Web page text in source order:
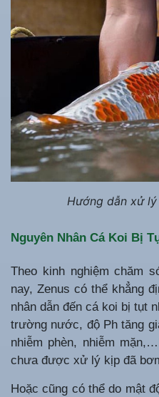
Hướng dẫn xử
Nguyên Nhân Cá Koi Bị
Theo kinh nghiệm chăm
nay, Zenus có thể khẳng
nhân dẫn đến cá koi bị tụt
trường nước, độ Ph tăng
nhiễm phèn, nhiễm
chưa được xử lý kịp đã
Hoặc cũng có thể do mật